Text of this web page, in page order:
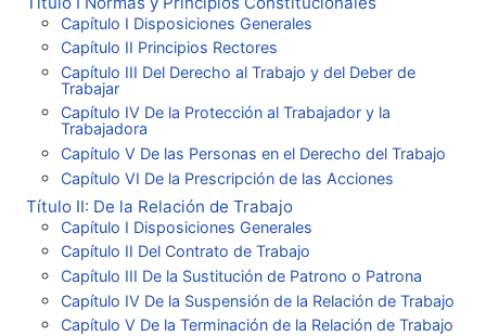
Capítulo I Disposiciones Generales
Capítulo II Principios Rectores
Capítulo III Del Derecho al Trabajo y del Deber de
Trabajar
Capítulo IV De la Protección al Trabajador y la
Trabajadora
Capítulo V De las Personas en el Derecho del Trabajo
Capítulo VI De la Prescripción de las Acciones
Título II: De la Relación de Trabajo
Capítulo I Disposiciones Generales
Capítulo II Del Contrato de Trabajo
Capítulo III De la Sustitución de Patrono o Patrona
Capítulo IV De la Suspensión de la Relación de Trabajo
Capítulo V De la Terminación de la Relación de Trabajo